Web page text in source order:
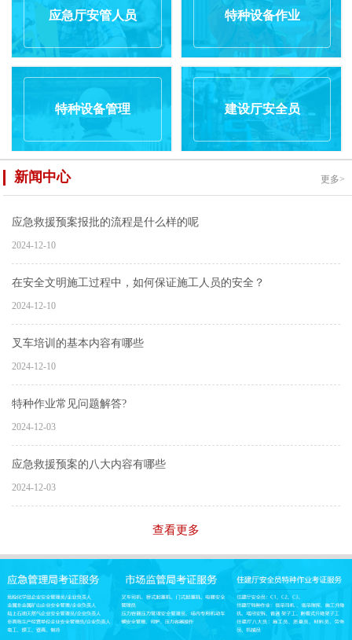
应急厅安管人员 特种设备作业
特种设备管理 建设厅安全员
新闻中心 更多>
应急救援预案报批的流程是什么样的呢
2024-12-10
在安全文明施工过程中，如何保证施工人员的安全？
2024-12-10
叉车培训的基本内容有哪些
2024-12-10
特种作业常见问题解答?
2024-12-03
应急救援预案的八大内容有哪些
2024-12-03
查看更多